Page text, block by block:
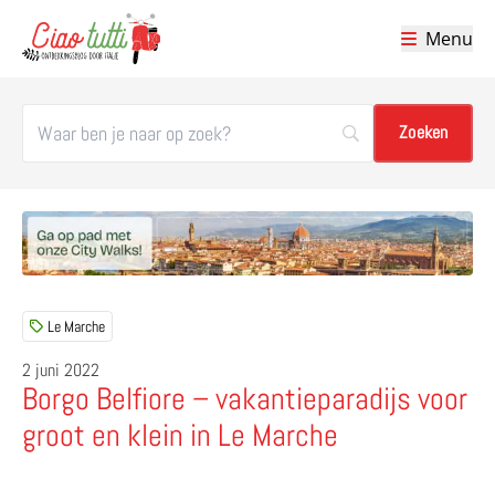
Menu
Le Marche
2 juni 2022
Borgo Belfiore – vakantieparadijs voor
groot en klein in Le Marche